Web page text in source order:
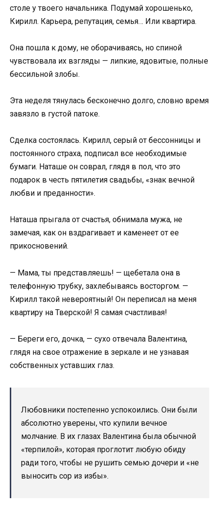
столе у твоего начальника. Подумай хорошенько,
Кирилл. Карьера, репутация, семья… Или квартира.
Она пошла к дому, не оборачиваясь, но спиной
чувствовала их взгляды — липкие, ядовитые, полные
бессильной злобы.
Эта неделя тянулась бесконечно долго, словно время
завязло в густой патоке.
Сделка состоялась. Кирилл, серый от бессонницы и
постоянного страха, подписал все необходимые
бумаги. Наташе он соврал, глядя в пол, что это
подарок в честь пятилетия свадьбы, «знак вечной
любви и преданности».
Наташа прыгала от счастья, обнимала мужа, не
замечая, как он вздрагивает и каменеет от ее
прикосновений.
— Мама, ты представляешь! — щебетала она в
телефонную трубку, захлебываясь восторгом. —
Кирилл такой невероятный! Он переписал на меня
квартиру на Тверской! Я самая счастливая!
— Береги его, дочка, — сухо отвечала Валентина,
глядя на свое отражение в зеркале и не узнавая
собственных уставших глаз.
Любовники постепенно успокоились. Они были
абсолютно уверены, что купили вечное
молчание. В их глазах Валентина была обычной
«терпилой», которая проглотит любую обиду
ради того, чтобы не рушить семью дочери и «не
выносить сор из избы».